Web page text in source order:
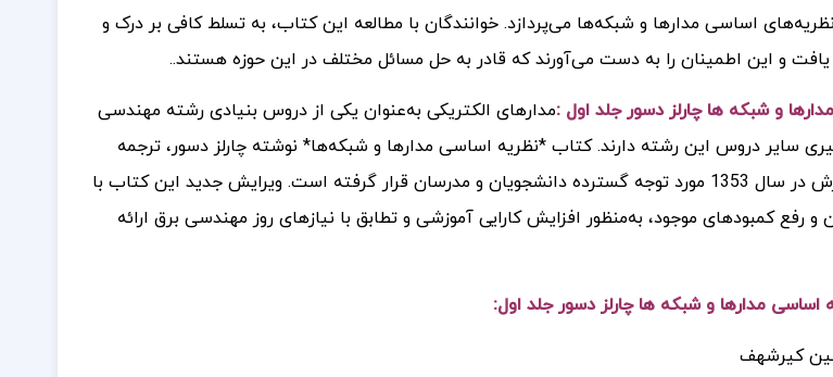
اساسی مدارها و شبکه‌ها می‌پردازد. خوانندگان با مطالعه این کتاب، به تسلط کافی بر درک و
و این اطمینان را به دست می‌آورند که قادر به حل مسائل مختلف در این حوزه هستند..
و شبکه ها چارلز دسور جلد اول :مدارهای الکتریکی به‌عنوان یکی از دروس بنیادی رشته مهندسی
سایر دروس این رشته دارند. کتاب *نظریه اساسی مدارها و شبکه‌ها* نوشته چارلز دسور، ترجمه
پرویز جبه‌دار، از زمان انتشارش در سال 1353 مورد توجه گسترده دانشجویان و مدرسان قرار گرفته است. ویرایش جدید این کتاب با
رفع کمبودهای موجود، به‌منظور افزایش کارایی آموزشی و تطابق با نیازهای روز مهندسی برق ارائه
اساسی مدارها و شبکه ها چارلز دسور جلد اول:
کیرشهف